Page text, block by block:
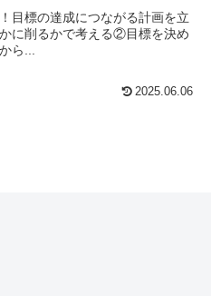
目標の達成につながる計画を立
に削るかで考える②目標を決め
ら...
2025.06.06